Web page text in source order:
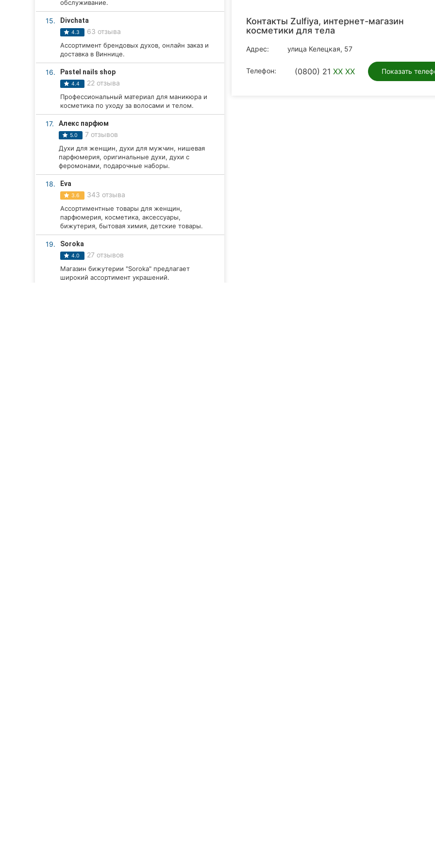
обслуживание.
15. Divchata
4.3 63 отзыва
Ассортимент брендовых духов, онлайн заказ и
доставка в Виннице.
16. Pastel nails shop
4.4 22 отзыва
Профессиональный материал для маникюра и
косметика по уходу за волосами и телом.
17. Алекс парфюм
5.0 7 отзывов
Духи для женщин, духи для мужчин, нишевая
парфюмерия, оригинальные духи, духи с
феромонами, подарочные наборы.
18. Eva
3.6 343 отзыва
Ассортиментные товары для женщин,
парфюмерия, косметика, аксессуары,
бижутерия, бытовая химия, детские товары.
19. Soroka
4.0 27 отзывов
Магазин бижутерии "Soroka" предлагает
широкий ассортимент украшений.
Контакты Zulfiya, интернет-магазин
косметики для тела
Адрес: улица Келецкая, 57
Телефон: (0800) 21 XX XX Показать